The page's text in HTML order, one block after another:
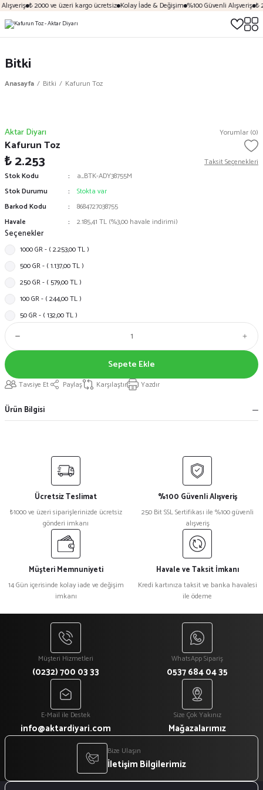
₺ 2000 ve üzeri kargo ücretsiz Kolay İade & Değişim %100 Güvenli Alışveriş ₺
Bitki
Anasayfa Bitki Kafurun Toz
Aktar Diyarı Yorumlar (0)
Kafurun Toz
₺ 2.253
Taksit Seçenekleri
Stok Kodu
a_BTK-ADY38755M
Stok Durumu
Stokta var
Barkod Kodu
8684727038755
Havale
2.185,41 TL (%3,00 havale indirimi)
Seçenekler
1000 GR - ( 2.253,00 TL )
500 GR - ( 1.137,00 TL )
250 GR - ( 579,00 TL )
100 GR - ( 244,00 TL )
50 GR - ( 132,00 TL )
Sepete Ekle
Tavsiye Et Paylaş Karşılaştır Yazdır
Ürün Bilgisi
Ücretsiz Teslimat
₺1000 ve üzeri siparişlerinizde ücretsiz
gönderi imkanı
%100 Güvenli Alışveriş
250 Bit SSL Sertifikası ile %100 güvenli
alışveriş
Müşteri Memnuniyeti
14 Gün içerisinde kolay iade ve değişim
imkanı
Havale ve Taksit İmkanı
Kredi kartınıza taksit ve banka havalesi
ile ödeme
Müşteri Hizmetleri
(0232) 700 03 33
WhatsApp Sipariş
0537 684 04 35
E-Mail ile Destek
info@aktardiyari.com
Size Çok Yakınız
Mağazalarımız
Bize Ulaşın
İletişim Bilgilerimiz